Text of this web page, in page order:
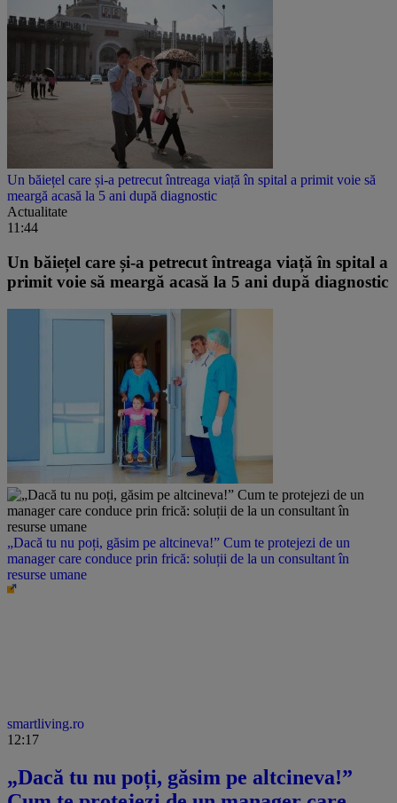
Un băiețel care și-a petrecut întreaga viață în spital a primit voie să
meargă acasă la 5 ani după diagnostic
Actualitate
11:44
Un băiețel care și-a petrecut întreaga viață în spital a
primit voie să meargă acasă la 5 ani după diagnostic
„Dacă tu nu poți, găsim pe altcineva!” Cum te protejezi de un
manager care conduce prin frică: soluții de la un consultant în
resurse umane
smartliving.ro
12:17
„Dacă tu nu poți, găsim pe altcineva!”